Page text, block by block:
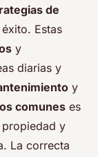
de
Estas
y
diarias y
y
comunes es
y
La correcta